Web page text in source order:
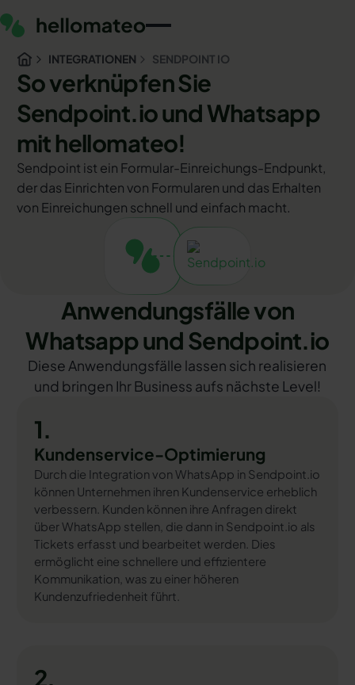
INTEGRATIONEN SENDPOINT IO
So verknüpfen Sie
Sendpoint.io und Whatsapp
mit hellomateo!
Sendpoint ist ein Formular-Einreichungs-Endpunkt,
der das Einrichten von Formularen und das Erhalten
von Einreichungen schnell und einfach macht.
Anwendungsfälle von
Whatsapp und Sendpoint.io
Diese Anwendungsfälle lassen sich realisieren
und bringen Ihr Business aufs nächste Level!
1.
Kundenservice-Optimierung
Durch die Integration von WhatsApp in Sendpoint.io
können Unternehmen ihren Kundenservice erheblich
verbessern. Kunden können ihre Anfragen direkt
über WhatsApp stellen, die dann in Sendpoint.io als
Tickets erfasst und bearbeitet werden. Dies
ermöglicht eine schnellere und effizientere
Kommunikation, was zu einer höheren
Kundenzufriedenheit führt.
2.